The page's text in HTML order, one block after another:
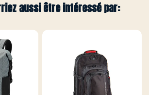
aussi être intéressé par: